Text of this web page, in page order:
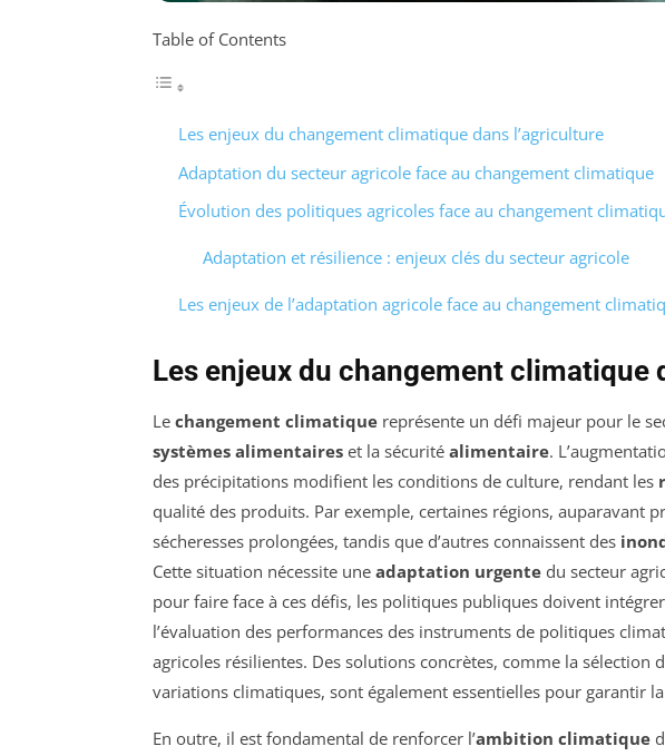
Table of Contents
Les enjeux du changement climatique dans l’agriculture
Adaptation du secteur agricole face au changement climatique
Évolution des politiques agricoles face au changement
Adaptation et résilience : enjeux clés du secteur agricole
Les enjeux de l’adaptation agricole face au changement
Les enjeux du changement climatique
Le changement climatique représente un défi majeur pour le
systèmes alimentaires et la sécurité alimentaire.
des précipitations modifient les conditions de culture, rendant les
qualité des produits. Par exemple, certaines régions, auparavant
sécheresses prolongées, tandis que d’autres connaissent des
Cette situation nécessite une adaptation urgente du secteur
pour faire face à ces défis, les politiques publiques doivent
l’évaluation des performances des instruments de politiques
agricoles résilientes. Des solutions concrètes, comme la sélection
variations climatiques, sont également essentielles pour garantir la
En outre, il est fondamental de renforcer l’ambition climatique